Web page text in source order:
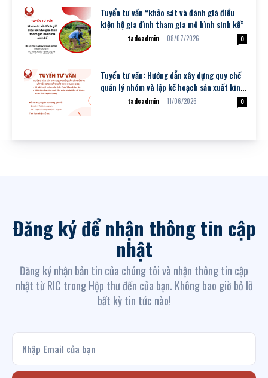
Tuyển tư vấn “khảo sát và đánh giá điều
kiện hộ gia đình tham gia mô hình sinh kế”
tadcadmin - 08/07/2026 0
Tuyển tư vấn: Hướng dẫn xây dựng quy chế
quản lý nhóm và lập kế hoạch sản xuất kinh
doanh cho: (i) NSK nuôi...
tadcadmin - 11/06/2026 0
Đăng ký để nhận thông tin cập
nhật
Đăng ký nhận bản tin của chúng tôi và nhận thông tin cập
nhật từ RIC trong Hộp thư đến của bạn. Không bao giờ bỏ lỡ
bất kỳ tin tức nào!